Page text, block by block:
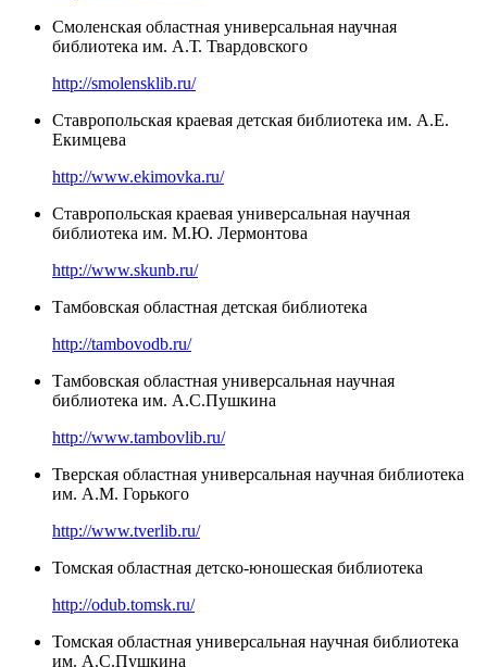
Смоленская областная универсальная научная
библиотека им. А.Т. Твардовского
http://smolensklib.ru/
Ставропольская краевая детская библиотека им. А.Е.
Екимцева
http://www.ekimovka.ru/
Ставропольская краевая универсальная научная
библиотека им. М.Ю. Лермонтова
http://www.skunb.ru/
Тамбовская областная детская библиотека
http://tambovodb.ru/
Тамбовская областная универсальная научная
библиотека им. А.С.Пушкина
http://www.tambovlib.ru/
Тверская областная универсальная научная библиотека
им. А.М. Горького
http://www.tverlib.ru/
Томская областная детско-юношеская библиотека
http://odub.tomsk.ru/
Томская областная универсальная научная библиотека
им. А.С.Пушкина